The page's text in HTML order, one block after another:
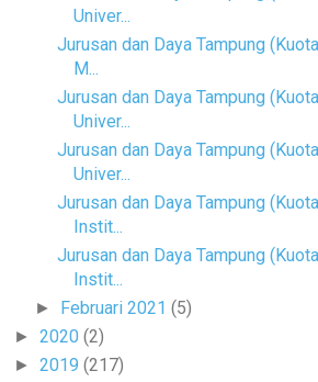
Univer...
Jurusan dan Daya Tampung
M...
Jurusan dan Daya Tampung
Univer...
Jurusan dan Daya Tampung
Univer...
Jurusan dan Daya Tampung
Instit...
Jurusan dan Daya Tampung
Instit...
► Februari 2021(5)
► 2020 (2)
► 2019 (217)